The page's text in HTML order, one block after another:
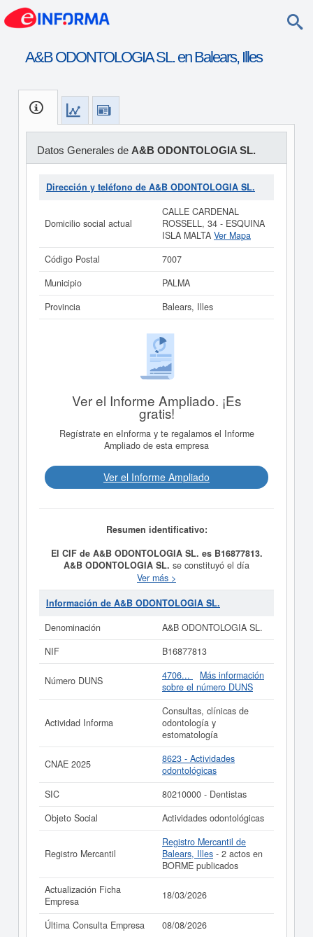
A&B ODONTOLOGIA SL. en Balears, Illes
Datos Generales de A&B ODONTOLOGIA SL.
Dirección y teléfono de A&B ODONTOLOGIA SL.
Domicilio social actual
CALLE CARDENAL
ROSSELL, 34 - ESQUINA
ISLA MALTA Ver Mapa
Código Postal
7007
Municipio
PALMA
Provincia
Balears, Illes
Ver el Informe Ampliado. ¡Es
gratis!
Regístrate en eInforma y te regalamos el Informe
Ampliado de esta empresa
Ver el Informe Ampliado
Resumen identificativo:
El CIF de A&B ODONTOLOGIA SL. es B16877813.
A&B ODONTOLOGIA SL. se constituyó el día
10/09/2021 con el objetivo de Actividades
odontológicas. El CNAE al que está incluida esta
empresa es 8623 - Actividades odontológicas. El número
80210000. La empresa
A&B ODONTOLOGIA SL.se
consultas de 61. Para informase a qué subvenciones
mismo. Esta empresa tiene un capital aproximado de
3.100 a 60.000 €. El Registro Mercantil tiene registrada
esta empresa en Balears, Illes y el BORME ha publicado
hasta ahora 2 actos.
Si está interesado en conocer más datos de la empresa
A&B ODONTOLOGIA SL. puedeacceder
inmediatamente a este Informe ampliado
de A&B
ODONTOLOGIA SL. y consultar los resultados de sus
años de actividad, así como los balances y cuentas de
La última actualización del informe de empresa se ha
realizado el 18/03/2026.
Ver más >
Información de A&B ODONTOLOGIA SL.
Denominación
A&B ODONTOLOGIA SL.
NIF
B16877813
Número DUNS 4706...
Más información
sobre el número DUNS
Actividad Informa
Consultas, clínicas de
odontología y
estomatología
CNAE 2025
8623 - Actividades
odontológicas
SIC
80210000 - Dentistas
Objeto Social
Actividades odontológicas
Registro Mercantil
Registro Mercantil de
Balears, Illes - 2 actos en
BORME publicados
Actualización Ficha
Empresa
18/03/2026
Última Consulta Empresa
08/08/2026